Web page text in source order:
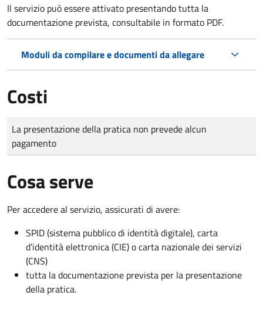
Il servizio può essere attivato presentando tutta la
documentazione prevista, consultabile in formato PDF.
Moduli da compilare e documenti da allegare
Costi
Tipo di pagamento
Importo
La presentazione della pratica non prevede alcun
pagamento
Cosa serve
Per accedere al servizio, assicurati di avere:
SPID (sistema pubblico di identità digitale), carta
d’identità elettronica (CIE) o carta nazionale dei servizi
(CNS)
tutta la documentazione prevista per la presentazione
della pratica.